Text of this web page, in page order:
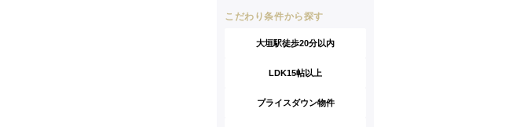
こだわり条件から探す
大垣駅徒歩20分以内
LDK15帖以上
プライスダウン物件